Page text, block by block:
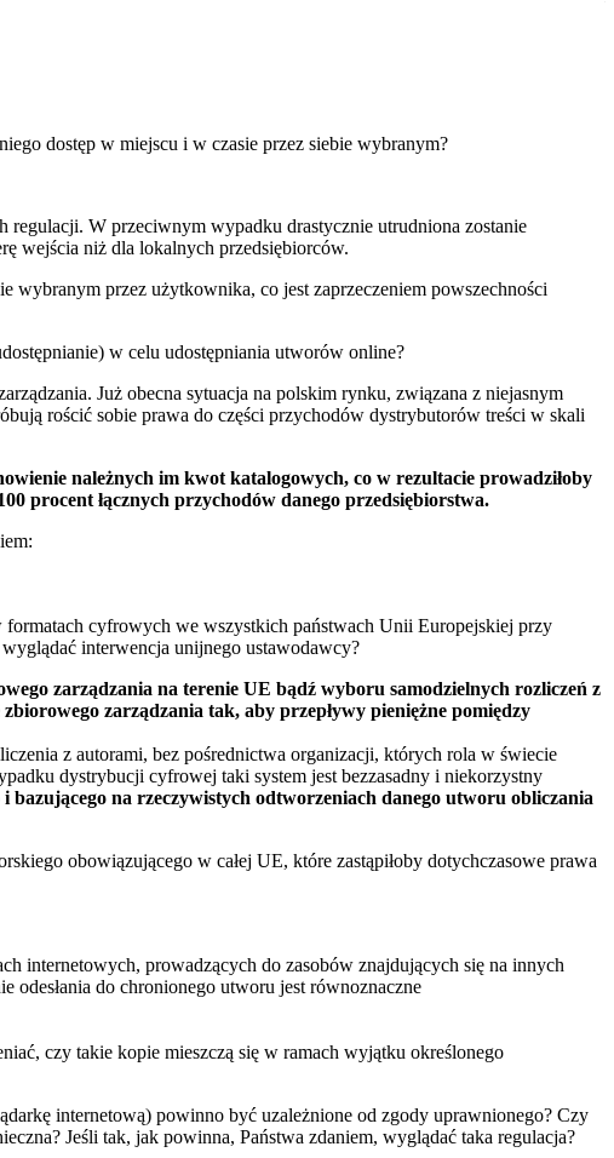
decyzję licencjodawcy.
wprowadza silne ograniczenie możliwości nabywania audycji i innych
co może być odczytywane jako działanie sprzeczne z interesem
dostęp w miejscu i w czasie przez siebie wybranym?
regulacji. W przeciwnym wypadku drastycznie utrudniona zostanie
wejścia niż dla lokalnych przedsiębiorców.
wybranym przez użytkownika, co jest zaprzeczeniem powszechności
w celu udostępniania utworów online?
Już obecna sytuacja na polskim rynku, związana z niejasnym
rościć sobie prawa do części przychodów dystrybutorów treści w skali
należnych im kwot katalogowych, co w rezultacie prowadziłoby
procent łącznych przychodów danego przedsiębiorstwa.
cyfrowych we wszystkich państwach Unii Europejskiej przy
interwencja unijnego ustawodawcy?
zarządzania na terenie UE bądź wyboru samodzielnych rozliczeń z
zarządzania tak, aby przepływy pieniężne pomiędzy
z autorami, bez pośrednictwa organizacji, których rola w świecie
dystrybucji cyfrowej taki system jest bezzasadny i niekorzystny
na rzeczywistych odtworzeniach danego utworu obliczania
obowiązującego w całej UE, które zastąpiłoby dotychczasowe prawa
internetowych, prowadzących do zasobów znajdujących się na innych
odesłania do chronionego utworu jest równoznaczne
czy takie kopie mieszczą się w ramach wyjątku określonego
internetową) powinno być uzależnione od zgody uprawnionego? Czy
Jeśli tak, jak powinna, Państwa zdaniem, wyglądać taka regulacja?